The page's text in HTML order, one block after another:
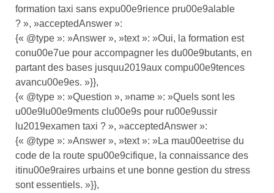
formation taxi sans expu00e9rience pru00e9alable
? », »acceptedAnswer »:
{« @type »: »Answer », »text »: »Oui, la formation est
conu00e7ue pour accompagner les du00e9butants, en
partant des bases jusquu2019aux compu00e9tences
avancu00e9es. »}},
{« @type »: »Question », »name »: »Quels sont les
u00e9lu00e9ments clu00e9s pour ru00e9ussir
lu2019examen taxi ? », »acceptedAnswer »:
{« @type »: »Answer », »text »: »La mau00eetrise du
code de la route spu00e9cifique, la connaissance des
itinu00e9raires urbains et une bonne gestion du stress
sont essentiels. »}},